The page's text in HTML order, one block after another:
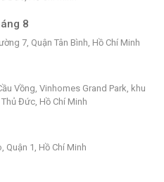
8
7, Quận Tân Bình, Hồ Chí Minh
Vồng, Vinhomes Grand Park, khu
Đức, Hồ Chí Minh
Quận 1, Hồ Chí Minh